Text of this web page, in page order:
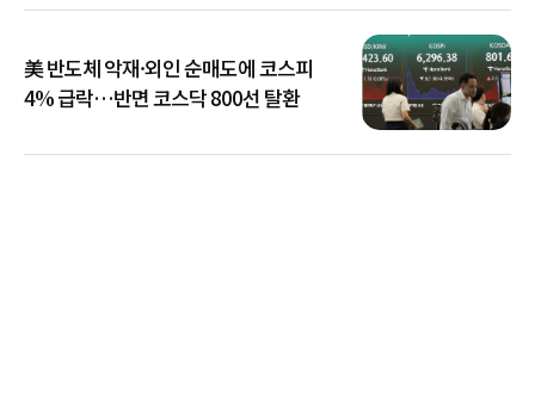
美 반도체 악재·외인 순매도에 코스피
4% 급락…반면 코스닥 800선 탈환